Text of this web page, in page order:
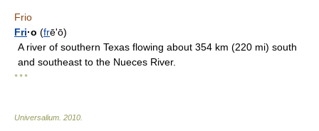
Frio
Fri·o (frēʹō)
A river of southern Texas flowing about 354 km (220 mi) south
and southeast to the Nueces River.
* * *
Universalium 2010